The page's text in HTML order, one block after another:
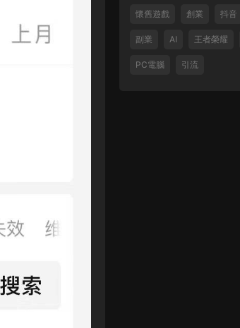
懷舊遊戲 創業 抖音
副業 AI 王者榮耀
PC電腦 引流